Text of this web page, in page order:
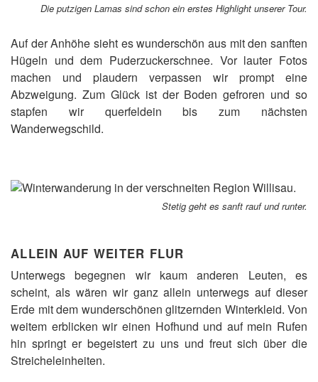
Die putzigen Lamas sind schon ein erstes Highlight unserer Tour.
Auf der Anhöhe sieht es wunderschön aus mit den sanften
Hügeln und dem Puderzuckerschnee. Vor lauter Fotos
machen und plaudern verpassen wir prompt eine
Abzweigung. Zum Glück ist der Boden gefroren und so
stapfen wir querfeldein bis zum nächsten
Wanderwegschild.
Stetig geht es sanft rauf und runter.
ALLEIN AUF WEITER FLUR
Unterwegs begegnen wir kaum anderen Leuten, es
scheint, als wären wir ganz allein unterwegs auf dieser
Erde mit dem wunderschönen glitzernden Winterkleid. Von
weitem erblicken wir einen Hofhund und auf mein Rufen
hin springt er begeistert zu uns und freut sich über die
Streicheleinheiten.